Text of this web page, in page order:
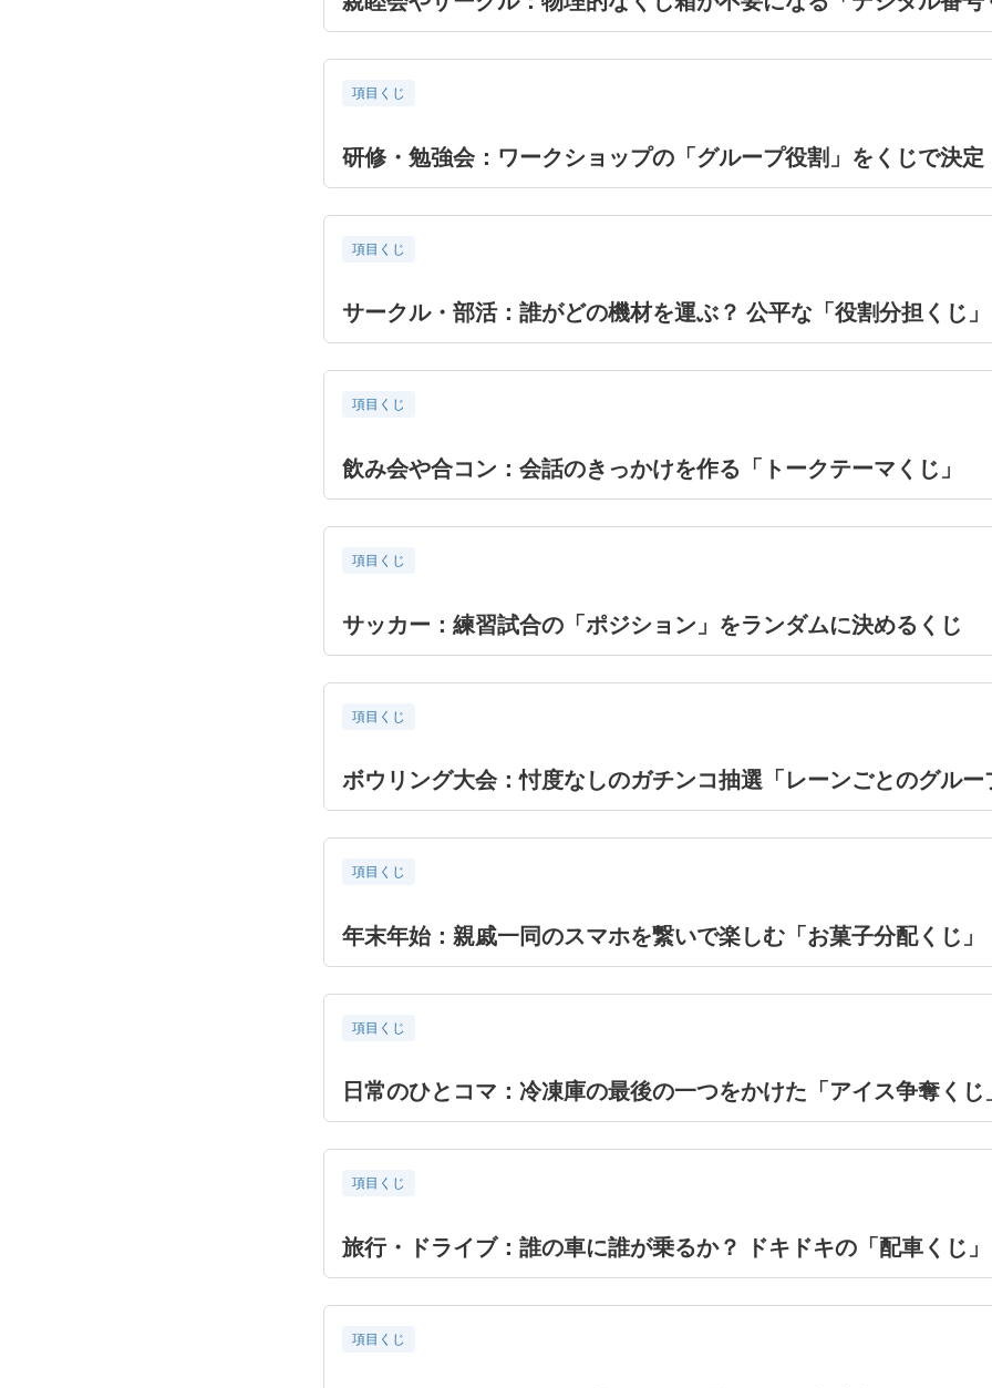
項目くじ
研修・勉強会：ワークショップの「グループ役割」をくじで決定
項目くじ
サークル・部活：誰がどの機材を運ぶ？ 公平な「役割分担くじ」
項目くじ
飲み会や合コン：会話のきっかけを作る「トークテーマくじ」
項目くじ
サッカー：練習試合の「ポジション」をランダムに決めるくじ
項目くじ
ボウリング大会：忖度なしのガチンコ抽選「レーンごとのグルー
項目くじ
年末年始：親戚一同のスマホを繋いで楽しむ「お菓子分配くじ」
項目くじ
日常のひとコマ：冷凍庫の最後の一つをかけた「アイス争奪くじ
項目くじ
旅行・ドライブ：誰の車に誰が乗るか？ ドキドキの「配車くじ」
項目くじ